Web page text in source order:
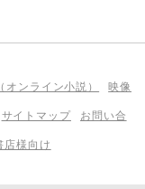
ンライン小説） 映像
サイトマップ お問い合
店様向け